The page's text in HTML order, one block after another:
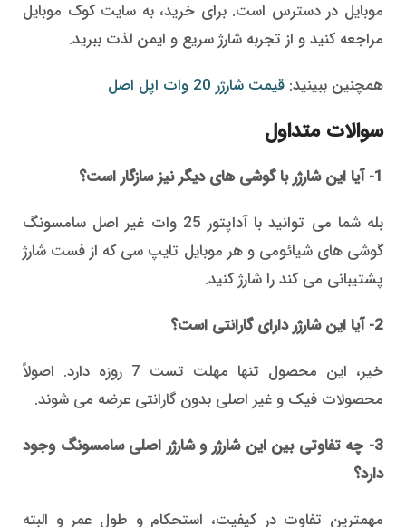
موبایل در دسترس است. برای خرید، به سایت کوک موبایل
مراجعه کنید و از تجربه شارژ سریع و ایمن لذت ببرید.
همچنین ببینید: قیمت شارژر 20 وات اپل اصل
سوالات متداول
1- آیا این شارژر با گوشی های دیگر نیز سازگار است؟
بله شما می توانید با آداپتور 25 وات غیر اصل سامسونگ
گوشی های شیائومی و هر موبایل تایپ سی که از فست شارژ
پشتیبانی می کند را شارژ کنید.
2- آیا این شارژر دارای گارانتی است؟
خیر، این محصول تنها مهلت تست 7 روزه دارد. اصولاً
محصولات فیک و غیر اصلی بدون گارانتی عرضه می شوند.
3- چه تفاوتی بین این شارژر و شارژر اصلی سامسونگ وجود
دارد؟
مهمترین تفاوت در کیفیت، استحکام و طول عمر و البته